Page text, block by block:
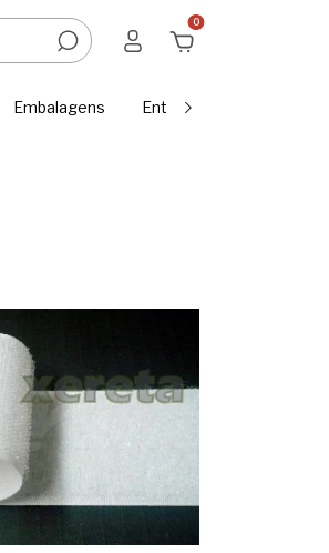
0
Embalagens Entretelas e Tecidos